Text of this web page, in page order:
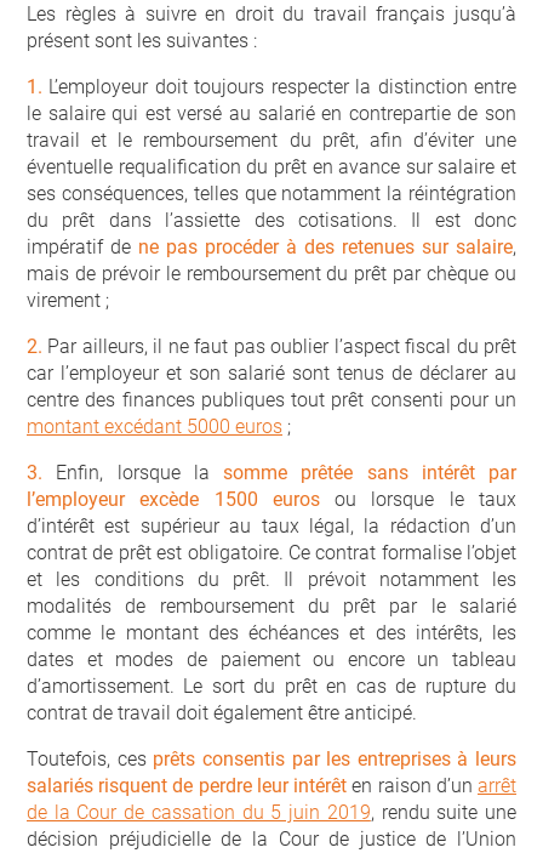
Les règles à suivre en droit du travail français jusqu’à
présent sont les suivantes :
1. L’employeur doit toujours respecter la distinction entre
le salaire qui est versé au salarié en contrepartie de son
travail et le remboursement du prêt, afin d’éviter une
éventuelle requalification du prêt en avance sur salaire et
ses conséquences, telles que notamment la réintégration
du prêt dans l’assiette des cotisations. Il est donc
impératif de ne pas procéder à des retenues sur salaire,
mais de prévoir le remboursement du prêt par chèque ou
virement ;
2. Par ailleurs, il ne faut pas oublier l’aspect fiscal du prêt
car l’employeur et son salarié sont tenus de déclarer au
centre des finances publiques tout prêt consenti pour un
montant excédant 5000 euros ;
3. Enfin, lorsque la somme prêtée sans intérêt par
l’employeur excède 1500 eurosou lorsque le taux
d’intérêt est supérieur au taux légal, la rédaction d’un
contrat de prêt est obligatoire. Ce contrat formalise l’objet
et les conditions du prêt. Il prévoit notamment les
modalités de remboursement du prêt par le salarié
comme le montant des échéances et des intérêts, les
dates et modes de paiement ou encore un tableau
d’amortissement. Le sort du prêt en cas de rupture du
contrat de travail doit également être anticipé.
Toutefois, ces prêts consentis par les entreprises à leurs
salariés risquent de perdre leur intérêt en raison d’unarrêt
de la Cour de cassation du 5 juin 2019, rendu suite une
décision préjudicielle de la Cour de justice de l’Union